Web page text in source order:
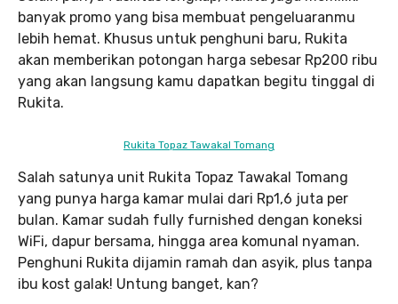
banyak promo yang bisa membuat pengeluaranmu
lebih hemat. Khusus untuk penghuni baru, Rukita
akan memberikan potongan harga sebesar Rp200 ribu
yang akan langsung kamu dapatkan begitu tinggal di
Rukita.
Rukita Topaz Tawakal Tomang
Salah satunya unit Rukita Topaz Tawakal Tomang
yang punya harga kamar mulai dari Rp1,6 juta per
bulan. Kamar sudah fully furnished dengan koneksi
WiFi, dapur bersama, hingga area komunal nyaman.
Penghuni Rukita dijamin ramah dan asyik, plus tanpa
ibu kost galak! Untung banget, kan?